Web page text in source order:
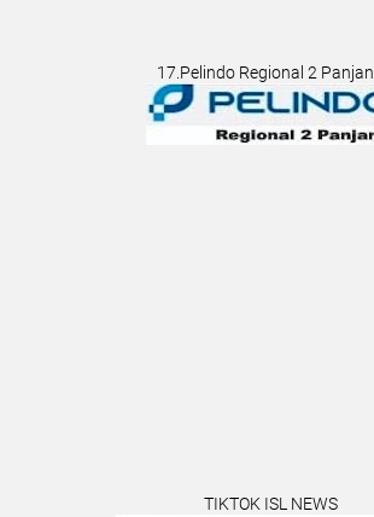
17.Pelindo Regional 2
TIKTOK ISL NEWS